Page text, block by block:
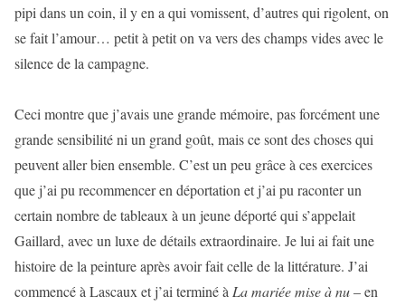
pipi dans un coin, il y en a qui vomissent, d’autres qui rigolent, on
se fait l’amour… petit à petit on va vers des champs vides avec le
silence de la campagne.
Ceci montre que j’avais une grande mémoire, pas forcément une
grande sensibilité ni un grand goût, mais ce sont des choses qui
peuvent aller bien ensemble. C’est un peu grâce à ces exercices
que j’ai pu recommencer en déportation et j’ai pu raconter un
certain nombre de tableaux à un jeune déporté qui s’appelait
Gaillard, avec un luxe de détails extraordinaire. Je lui ai fait une
histoire de la peinture après avoir fait celle de la littérature. J’ai
commencé à Lascaux et j’ai terminé à La mariée mise à nu– en